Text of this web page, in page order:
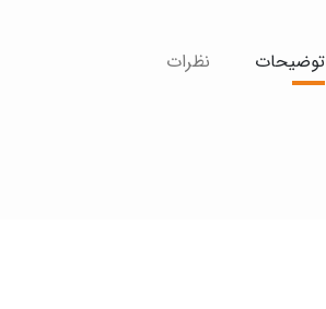
توضیحات نظرات